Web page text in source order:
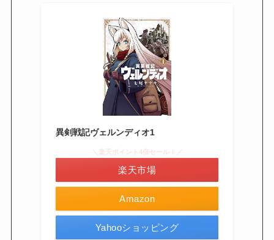
異剣戦記ヴェルンディオ1
Amazon
＼楽天ポイント4倍セール！／
楽天市場
Yahooショッピング